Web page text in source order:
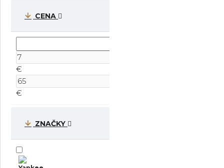
CENA
€
€
ZNAČKY